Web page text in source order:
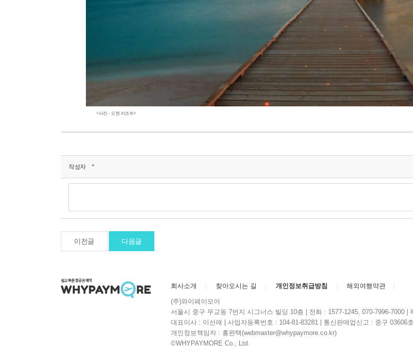
<사진 - 오젠 리조트>
작성자 *
이전글 다음글
회사소개 찾아오시는 길 개인정보취급방침 해외여행약관
(주)와이페이모어
서울시 중구 무교동 7번지 시그너스 빌딩 10층 | 전화 : 1577-1245, 070-7996-7000 |
대표이사 : 이선애 | 사업자등록번호 : 104-81-83281 | 통신판매업신고 : 중구 03606
개인정보책임자 : 홍완택(webmaster@whypaymore.co.kr)
©WHYPAYMORE Co., Ltd.